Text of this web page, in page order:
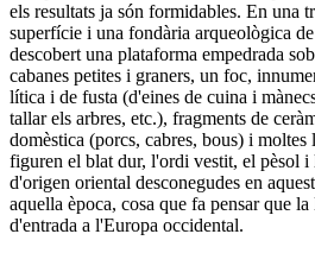
els resultats ja són formidables. En una
superfície i una fondària arqueològica
descobert una plataforma empedrada
cabanes petites i graners, un foc,
lítica i de fusta (d'eines de cuina i
tallar els arbres, etc.), fragments de
domèstica (porcs, cabres, bous) i moltes
figuren el blat dur, l'ordi vestit, el pèsol i
d'origen oriental desconegudes en
aquella època, cosa que fa pensar que
d'entrada a l'Europa occidental.